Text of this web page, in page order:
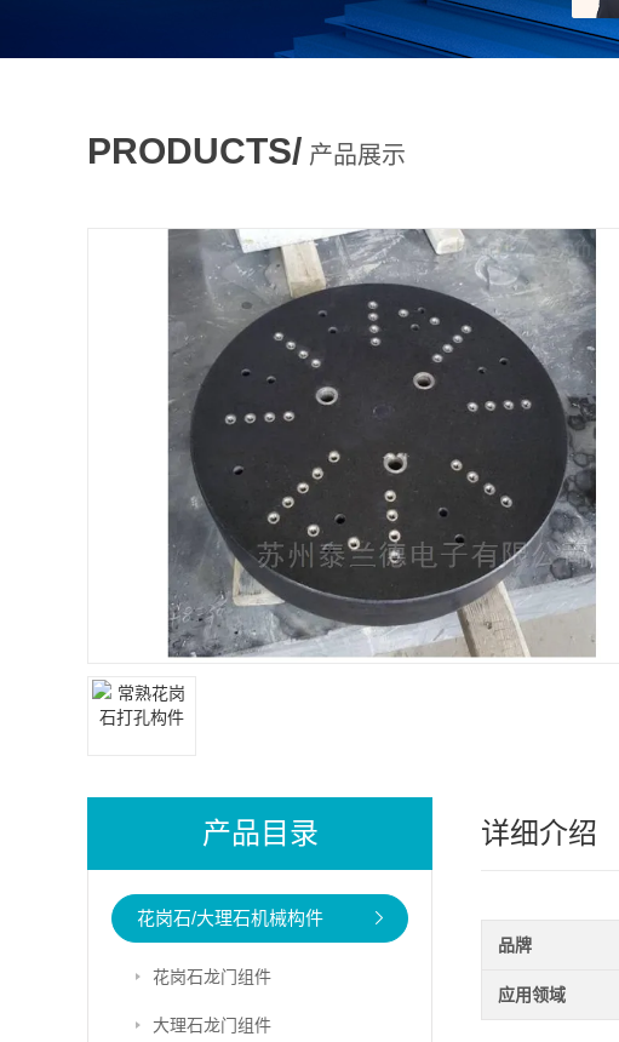
PRODUCTS/ 产品展示
产品目录
花岗石/大理石机械构件
花岗石龙门组件
大理石龙门组件
详细介绍
品牌
应用领域